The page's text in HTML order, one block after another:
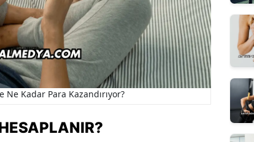
Ne Kadar Para Kazandırıyor?